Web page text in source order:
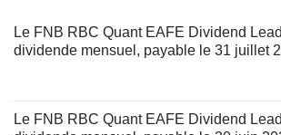
Le FNB RBC Quant EAFE Dividend
dividende mensuel, payable le 31 juillet
Le FNB RBC Quant EAFE Dividend